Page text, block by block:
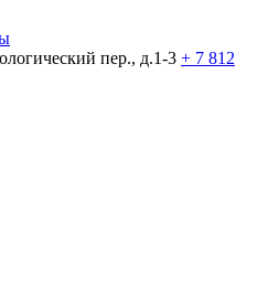
пер., д.1-3 + 7 812